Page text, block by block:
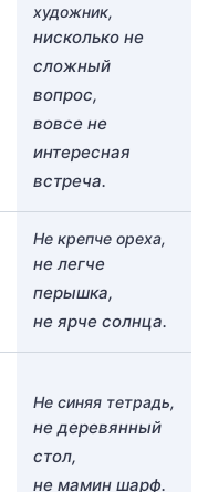
художник,
нисколько не
сложный
вопрос,
вовсе не
интересная
встреча.
Не крепче ореха,
не легче
перышка,
не ярче солнца.
Не синяя тетрадь,
не деревянный
стол,
не мамин шарф.